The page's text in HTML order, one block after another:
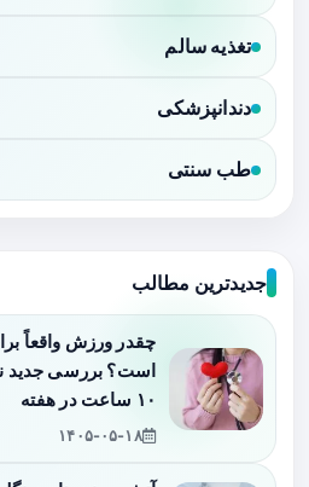
تغذیه سالم
دندانپزشکی
طب سنتی
جدیدترین مطالب
چقدر ورزش واقعاً
۱۰ ساعت در هفته
۱۴۰۵-۰۵-۱۸